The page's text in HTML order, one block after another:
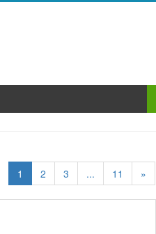
1 2 3 ... 11 »